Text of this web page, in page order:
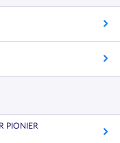
PIONIER